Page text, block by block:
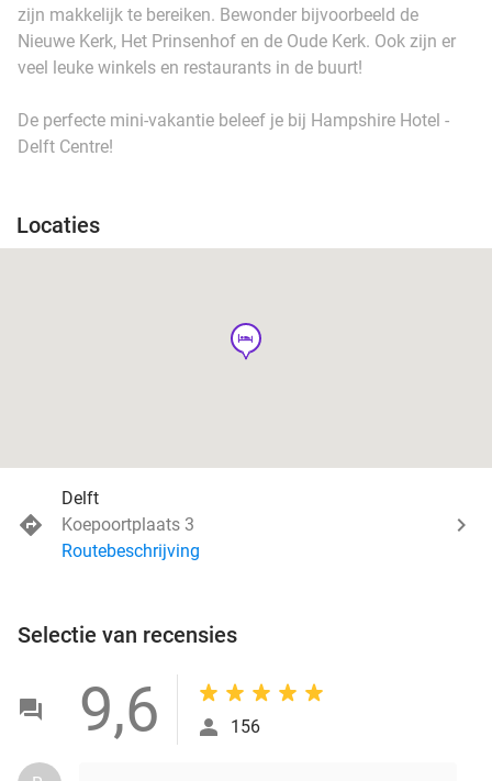
zijn makkelijk te bereiken. Bewonder bijvoorbeeld de
Nieuwe Kerk, Het Prinsenhof en de Oude Kerk. Ook zijn er
veel leuke winkels en restaurants in de buurt!
De perfecte mini-vakantie beleef je bij Hampshire Hotel -
Delft Centre!
Locaties
hotel
Delft
Koepoortplaats 3
Routebeschrijving
Selectie van recensies
9,6 156